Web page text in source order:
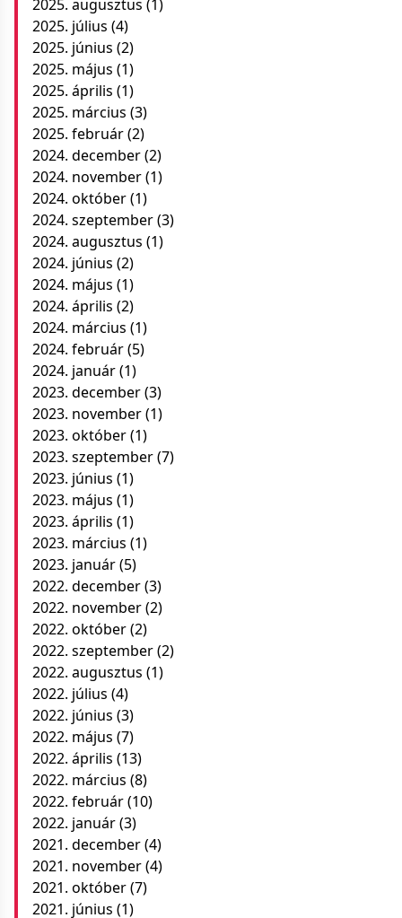
2025. augusztus (1)
2025. július (4)
2025. június (2)
2025. május (1)
2025. április (1)
2025. március (3)
2025. február(2)
2024. december(2)
2024. november(1)
2024. október(1)
2024. szeptember(3)
2024. augusztus (1)
2024. június (2)
2024. május (1)
2024. április (2)
2024. március (1)
2024. február(5)
2024. január(1)
2023. december(3)
2023. november(1)
2023. október(1)
2023. szeptember(7)
2023. június (1)
2023. május (1)
2023. április (1)
2023. március (1)
2023. január(5)
2022. december(3)
2022. november(2)
2022. október(2)
2022. szeptember(2)
2022. augusztus (1)
2022. július (4)
2022. június (3)
2022. május (7)
2022. április (13)
2022. március (8)
2022. február(10)
2022. január(3)
2021. december(4)
2021. november(4)
2021. október(7)
2021. június (1)